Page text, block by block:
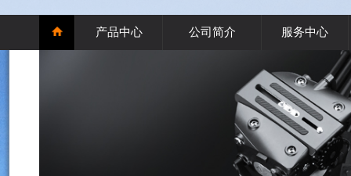
产品中心 公司简介 服务中心